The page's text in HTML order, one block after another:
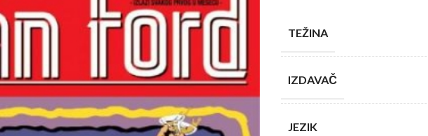
TEŽINA
IZDAVAČ
JEZIK